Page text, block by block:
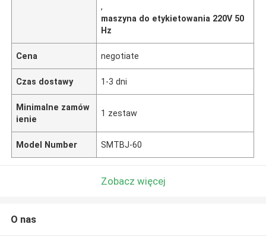
,
maszyna do etykietowania 220V 50
Hz
Cena negotiate
Czas dostawy 1-3 dni
Minimalne zamów
ienie
1 zestaw
Model Number SMTBJ-60
Zobacz więcej
O nas